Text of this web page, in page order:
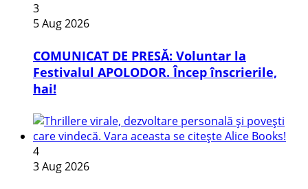
3
5 Aug 2026
COMUNICAT DE PRESĂ: Voluntar la
Festivalul APOLODOR. Încep înscrierile,
hai!
4
3 Aug 2026